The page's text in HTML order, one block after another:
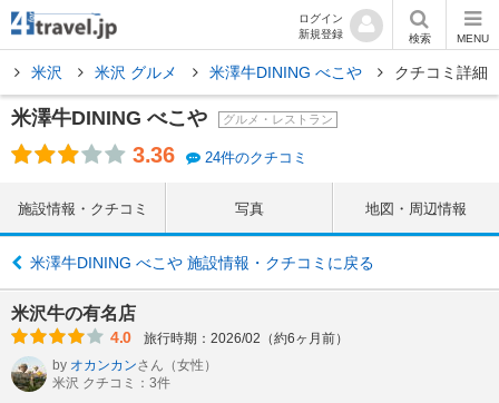
ログイン
新規登録
検索 MENU
米沢 米沢 グルメ 米澤牛DINING べこや クチコミ詳細
米澤牛DINING べこや グルメ・レストラン
3.36 24件のクチコミ
施設情報・クチコミ 写真 地図・周辺情報
米澤牛DINING べこや 施設情報・クチコミに戻る
米沢牛の有名店
4.0
旅行時期：2026/02（約6ヶ月前）
by オカンカンさん （女性）
米沢 クチコミ：3件